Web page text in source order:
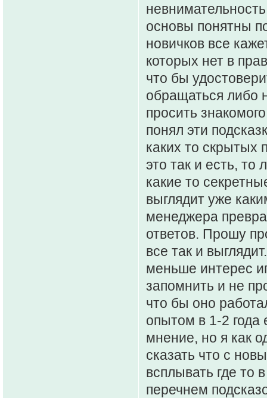
основы понятны
новичков все
которых нет в
что бы
обращаться либо
просить
понял эти
каких то скрытых
это так и есть, то
какие то
выглядит уже
менеджера
ответов. Прошу
все так и
меньше интерес
запомнить и не
что бы оно
опытом в 1-2 года
мнение, но я как
сказать что с
всплывать где то
перечнем